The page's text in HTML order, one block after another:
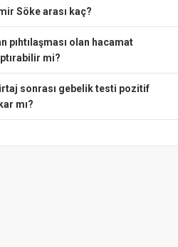
Söke arası kaç?
pıhtılaşması olan hacamat
mi?
sonrası gebelik testi pozitif
mı?